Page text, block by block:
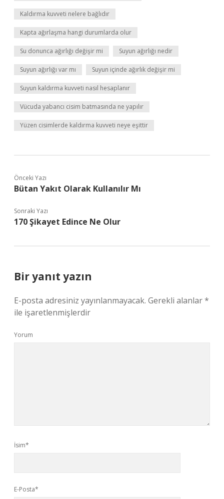
Kaldırma kuvveti nelere bağlıdır
Kapta ağırlaşma hangi durumlarda olur
Su donunca ağırlığı değişir mi Suyun ağırlığı nedir
Suyun ağırlığı var mı Suyun içinde ağırlık değişir mi
Suyun kaldırma kuvveti nasıl hesaplanır
Vücuda yabancı cisim batmasında ne yapılır
Yüzen cisimlerde kaldırma kuvveti neye eşittir
Önceki Yazı
Bütan Yakıt Olarak Kullanılır Mı
Sonraki Yazı
170 Şikayet Edince Ne Olur
Bir yanıt yazın
E-posta adresiniz yayınlanmayacak. Gerekli alanlar*
ile işaretlenmişlerdir
Yorum
İsim*
E-Posta*